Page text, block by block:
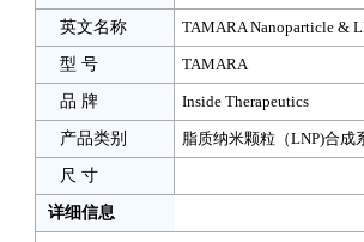
英文名称 TAMARA Nanoparticle &
型 号 TAMARA
品 牌 Inside Therapeutics
产品类别 脂质纳米颗粒（LNP)合成
尺 寸
详细信息